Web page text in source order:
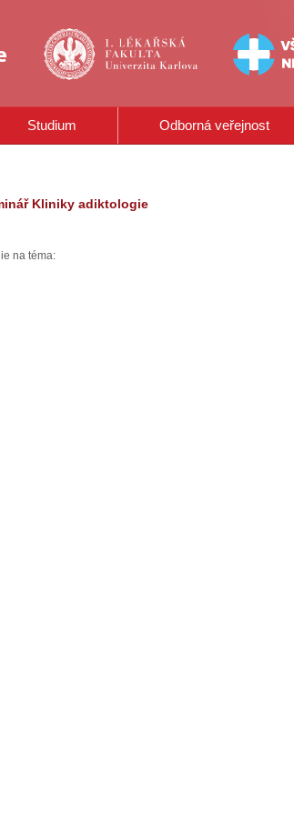
Studium Odborná veřejnost
Kliniky adiktologie
na téma: